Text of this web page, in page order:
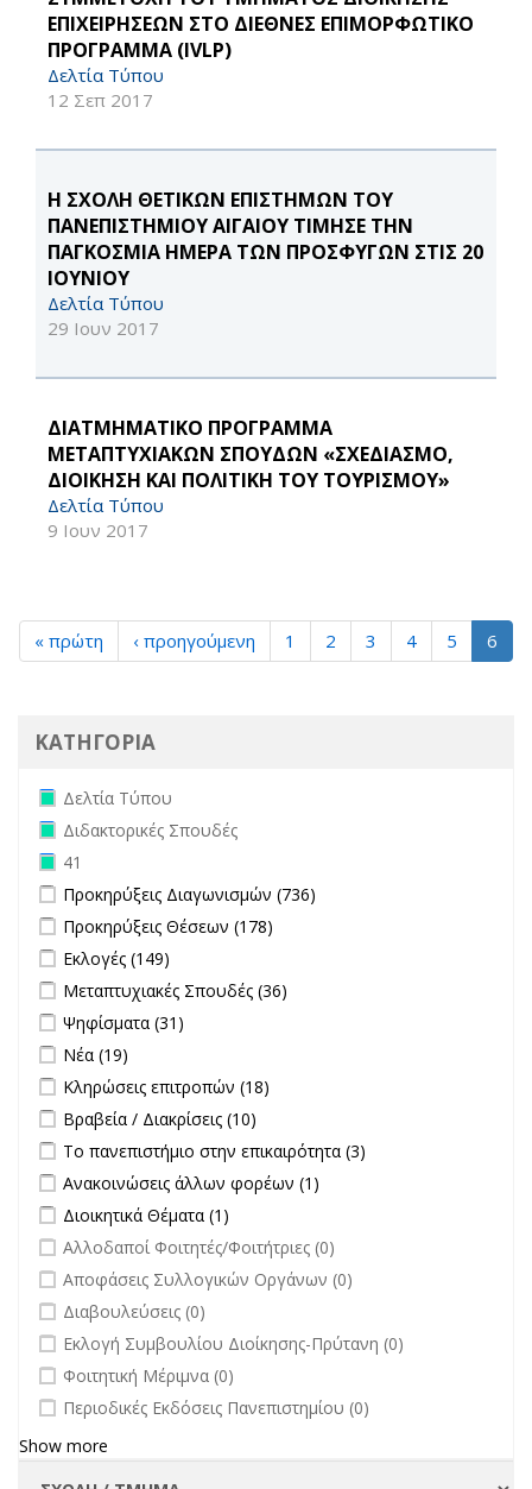
ΕΠΙΧΕΙΡΗΣΕΩΝ ΣΤΟ ΔΙΕΘΝΕΣ ΕΠΙΜΟΡΦΩΤΙΚΟ
ΠΡΟΓΡΑΜΜΑ (IVLP)
Δελτία Τύπου
12 Σεπ 2017
Η ΣΧΟΛΗ ΘΕΤΙΚΩΝ ΕΠΙΣΤΗΜΩΝ ΤΟΥ
ΠΑΝΕΠΙΣΤΗΜΙΟΥ ΑΙΓΑΙΟΥ ΤΙΜΗΣΕ ΤΗΝ
ΠΑΓΚΟΣΜΙΑ ΗΜΕΡΑ ΤΩΝ ΠΡΟΣΦΥΓΩΝ ΣΤΙΣ 20
ΙΟΥΝΙΟΥ
Δελτία Τύπου
29 Ιουν 2017
ΔΙΑΤΜΗΜΑΤΙΚΟ ΠΡΟΓΡΑΜΜΑ
ΜΕΤΑΠΤΥΧΙΑΚΩΝ ΣΠΟΥΔΩΝ «ΣΧΕΔΙΑΣΜΟ,
ΔΙΟΙΚΗΣΗ ΚΑΙ ΠΟΛΙΤΙΚΗ ΤΟΥ ΤΟΥΡΙΣΜΟΥ»
Δελτία Τύπου
9 Ιουν 2017
« πρώτη ‹ προηγούμενη 1 2 3 4 5 6
ΚΑΤΗΓΟΡΙΑ
Remove Δελτία Τύπου filter
Δελτία Τύπου
Remove Διδακτορικές Σπουδές filter
Διδακτορικές Σπουδές
Remove 41 filter
41
Apply Προκηρύξεις Διαγωνισμών filter
Προκηρύξεις Διαγωνισμών (736)
Apply Προκηρύξεις Θέσεων filter
Προκηρύξεις Θέσεων (178)
Apply Εκλογές filter
Εκλογές (149)
Apply Μεταπτυχιακές Σπουδές filter
Μεταπτυχιακές Σπουδές (36)
Apply Ψηφίσματα filter
Ψηφίσματα (31)
Apply Νέα filter
Νέα (19)
Apply Κληρώσεις επιτροπών filter
Κληρώσεις επιτροπών (18)
Apply Βραβεία / Διακρίσεις filter
Βραβεία / Διακρίσεις (10)
Apply Το πανεπιστήμιο στην επικαιρότητα filter
Το πανεπιστήμιο στην επικαιρότητα (3)
Apply Ανακοινώσεις άλλων φορέων filter
Ανακοινώσεις άλλων φορέων (1)
Apply Διοικητικά Θέματα filter
Διοικητικά Θέματα (1)
undefined
Αλλοδαποί Φοιτητές/Φοιτήτριες (0)
undefined
Αποφάσεις Συλλογικών Οργάνων (0)
undefined
Διαβουλεύσεις (0)
undefined
Εκλογή Συμβουλίου Διοίκησης-Πρύτανη (0)
undefined
Φοιτητική Μέριμνα (0)
undefined
Περιοδικές Εκδόσεις Πανεπιστημίου (0)
Show more